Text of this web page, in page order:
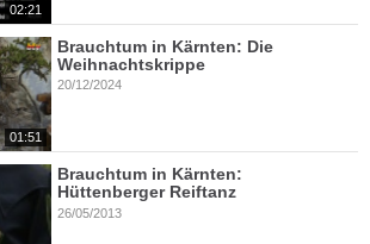
02:21
01:51
Brauchtum in Kärnten: Die
Weihnachtskrippe
20/12/2024
Brauchtum in Kärnten:
Hüttenberger Reiftanz
26/05/2013